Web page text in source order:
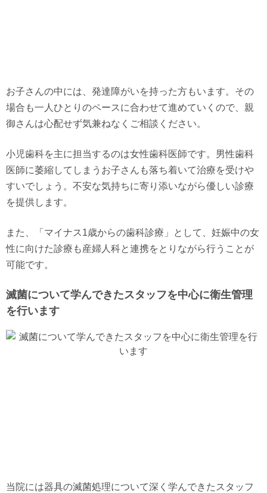
お子さんの中には、発達障がいを持った方もいます。その
場合も一人ひとりのペースに合わせて進めていくので、親
御さんは心配せず気兼ねなくご相談ください。
小児歯科を主に担当するのは女性歯科医師です。男性歯科
医師に萎縮してしまうお子さんも落ち着いて治療を受けや
すいでしょう。不安な気持ちに寄り添いながら優しい診療
を提供します。
また、「マイナス1歳からの歯科診療」として、妊娠中の女
性に向けた診療も産婦人科と連携をとりながら行うことが
可能です。
滅菌について学んできたスタッフを中心に衛生管理
を行います
当院には器具の滅菌処理について深く学んできたスタッフ